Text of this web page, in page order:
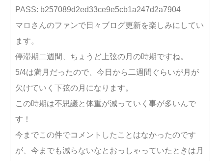
PASS: b257089d2ed33ce9e5cb1a247d2a7904
マロさんのファンで日々ブログ更新を楽しみにしてい
ます。
停滞期二週間、ちょうど上弦の月の時期ですね。
5/4は満月だったので、今日から二週間ぐらいが月が
欠けていく下弦の月になります。
この時期は不思議と体重が減っていく事が多いんで
す！
今までこの件でコメントしたことはなかったのです
が、今までも減らないなとおっしゃっていたときは月